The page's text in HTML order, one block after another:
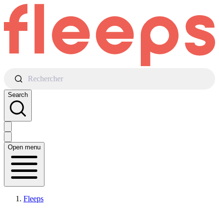
Rechercher
Search
Open menu
Fleeps